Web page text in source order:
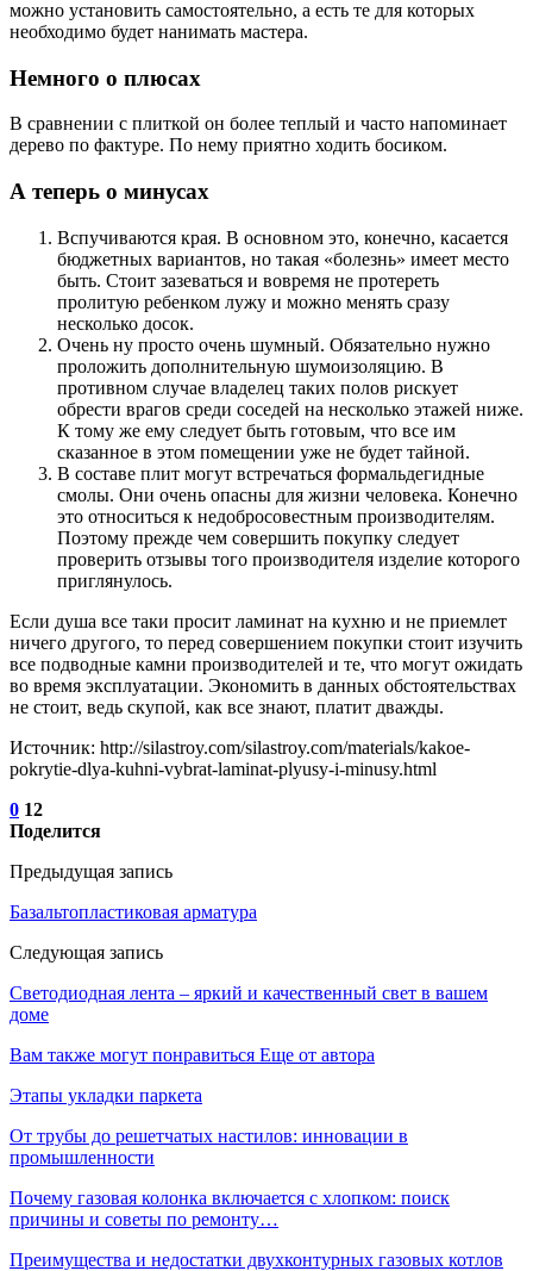
можно установить самостоятельно, а есть те для которых
необходимо будет нанимать мастера.
Немного о плюсах
В сравнении с плиткой он более теплый и часто напоминает
дерево по фактуре. По нему приятно ходить босиком.
А теперь о минусах
Вспучиваются края. В основном это, конечно, касается
бюджетных вариантов, но такая «болезнь» имеет место
быть. Стоит зазеваться и вовремя не протереть
пролитую ребенком лужу и можно менять сразу
несколько досок.
Очень ну просто очень шумный. Обязательно нужно
проложить дополнительную шумоизоляцию. В
противном случае владелец таких полов рискует
обрести врагов среди соседей на несколько этажей ниже.
К тому же ему следует быть готовым, что все им
сказанное в этом помещении уже не будет тайной.
В составе плит могут встречаться формальдегидные
смолы. Они очень опасны для жизни человека. Конечно
это относиться к недобросовестным производителям.
Поэтому прежде чем совершить покупку следует
проверить отзывы того производителя изделие которого
приглянулось.
Если душа все таки просит ламинат на кухню и не приемлет
ничего другого, то перед совершением покупки стоит изучить
все подводные камни производителей и те, что могут ожидать
во время эксплуатации. Экономить в данных обстоятельствах
не стоит, ведь скупой, как все знают, платит дважды.
Источник: http://silastroy.com/silastroy.com/materials/kakoe-
pokrytie-dlya-kuhni-vybrat-laminat-plyusy-i-minusy.html
0 12
Поделится
Предыдущая запись
Базальтопластиковая арматура
Следующая запись
Светодиодная лента – яркий и качественный свет в вашем
доме
Вам также могут понравиться Еще от автора
Этапы укладки паркета
От трубы до решетчатых настилов: инновации в
промышленности
Почему газовая колонка включается с хлопком: поиск
причины и советы по ремонту…
Преимущества и недостатки двухконтурных газовых котлов